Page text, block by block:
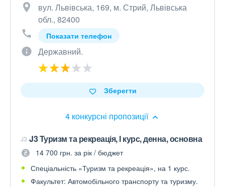
вул. Львівська, 169, м. Стрий, Львівська
обл., 82400
Показати телефон
Державний.
4 конкурсні пропозиції
Зберегти
J3 J3 Туризм та рекреація, І курс, денна, основна
14 700 грн. за рік / бюджет
Спеціальність «Туризм та рекреація», на 1 курс.
Факультет: Автомобільного транспорту та туризму.